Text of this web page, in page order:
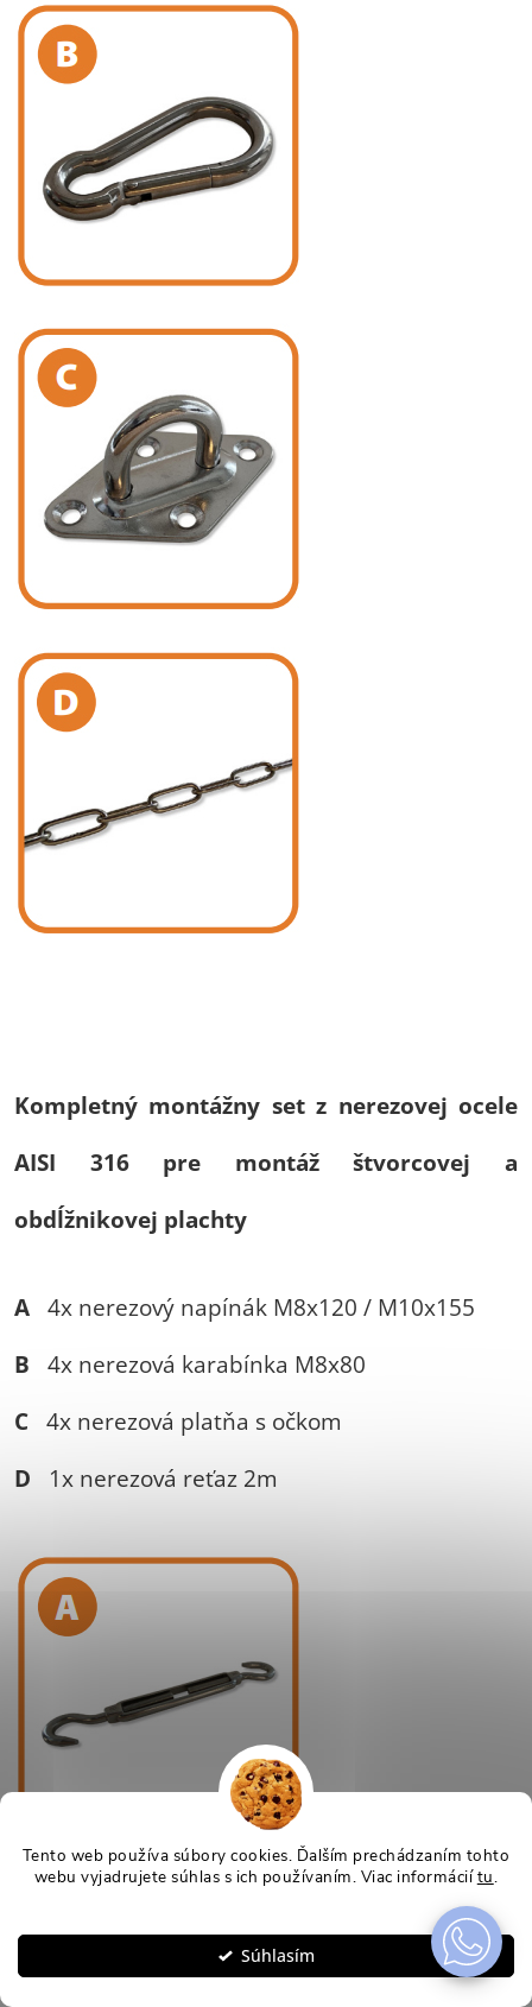
Tento web používa súbory cookies. Ďalším prechádzaním tohto
webu vyjadrujete súhlas s ich používaním. Viac informáciítu.
Súhlasím
Kompletný montážny set z nerezovej ocele
AISI 316 pre montáž štvorcovej a
obdĺžnikovej plachty
A 4x nerezový napínák M8x120 / M10x155
B 4x nerezová karabínka M8x80
C 4x nerezová platňa s očkom
D 1x nerezová reťaz 2m